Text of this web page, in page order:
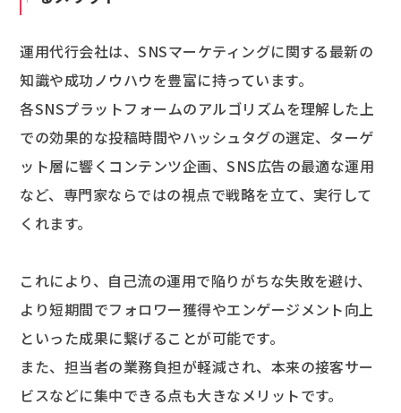
運用代行会社は、SNSマーケティングに関する最新の
知識や成功ノウハウを豊富に持っています。
各SNSプラットフォームのアルゴリズムを理解した上
での効果的な投稿時間やハッシュタグの選定、ターゲ
ット層に響くコンテンツ企画、SNS広告の最適な運用
など、専門家ならではの視点で戦略を立て、実行して
くれます。
これにより、自己流の運用で陥りがちな失敗を避け、
より短期間でフォロワー獲得やエンゲージメント向上
といった成果に繋げることが可能です。
また、担当者の業務負担が軽減され、本来の接客サー
ビスなどに集中できる点も大きなメリットです。